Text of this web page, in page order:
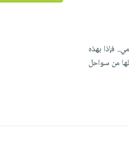
فإذا بهذه
من سواحل